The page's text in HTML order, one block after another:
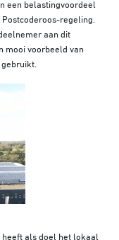
een belastingvoordeel
regeling.
aan dit
mooi voorbeeld van
heeft als doel het lokaal